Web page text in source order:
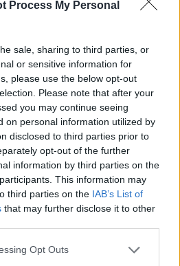
Process My Personal
sale, sharing to third parties, or
or sensitive information for
please use the below opt-out
Please note that after your
you may continue seeing
on personal information utilized by
disclosed to third parties prior to
opt-out of the further
information by third parties on the
This information may
third parties on the IAB’s List of
that may further disclose it to other
Opt Outs
Eladó: Biksady Galéria
Cím: Törő Tamás
24-26.